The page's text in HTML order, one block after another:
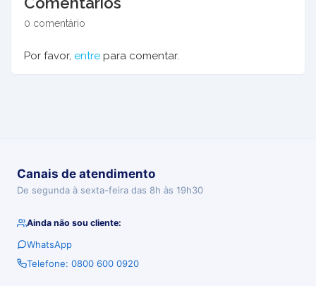
0 comentário
Por favor, entre para comentar.
Canais de atendimento
De segunda à sexta-feira das 8h às 19h30
Ainda não sou cliente:
WhatsApp
Telefone: 0800 600 0920